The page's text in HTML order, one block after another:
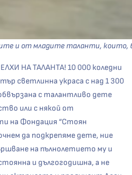
и от младите таланти, които,
НА ТАЛАНТА! 10 000 коледни
светлинна украса с над 1 300
с талантливо дете
или с някой от
на Фондация “Стоян
да подкрепяме дете, ние
на пълнолетието му и
и дългогодишна, а не